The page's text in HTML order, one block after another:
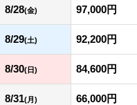
8/28(金) 97,000円
8/29(土) 92,200円
8/30(日) 84,600円
8/31(月) 66,000円